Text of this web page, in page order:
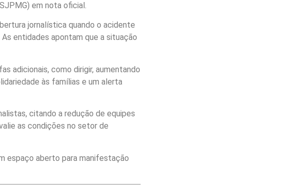
em nota oficial.
jornalística quando o acidente
entidades apontam que a situação
adicionais, como dirigir, aumentando
às famílias e um alerta
citando a redução de equipes
as condições no setor de
espaço aberto para manifestação